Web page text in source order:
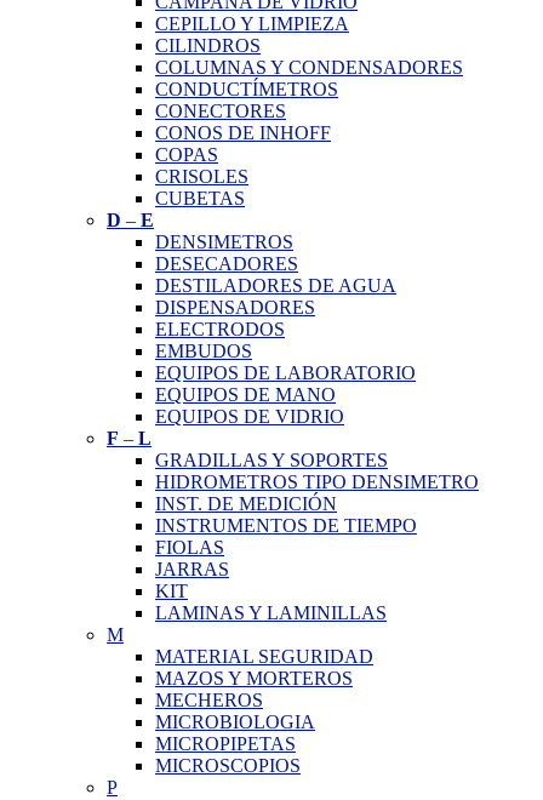
CEPILLO Y LIMPIEZA
CILINDROS
COLUMNAS Y CONDENSADORES
CONDUCTÍMETROS
CONECTORES
CONOS DE INHOFF
COPAS
CRISOLES
CUBETAS
D – E
DENSIMETROS
DESECADORES
DESTILADORES DE AGUA
DISPENSADORES
ELECTRODOS
EMBUDOS
EQUIPOS DE LABORATORIO
EQUIPOS DE MANO
EQUIPOS DE VIDRIO
F – L
GRADILLAS Y SOPORTES
HIDROMETROS TIPO DENSIMETRO
INST. DE MEDICIÓN
INSTRUMENTOS DE TIEMPO
FIOLAS
JARRAS
KIT
LAMINAS Y LAMINILLAS
M
MATERIAL SEGURIDAD
MAZOS Y MORTEROS
MECHEROS
MICROBIOLOGIA
MICROPIPETAS
MICROSCOPIOS
P